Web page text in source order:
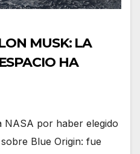
MUSK: LA
HA
NASA por haber elegido
Blue Origin: fue